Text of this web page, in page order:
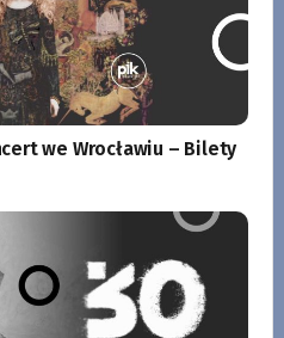
we Wrocławiu – Bilety